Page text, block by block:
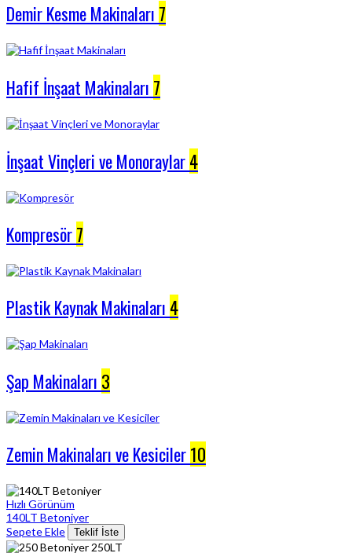
Demir Kesme Makinaları 7
Hafif İnşaat Makinaları 7
İnşaat Vinçleri ve Monoraylar4
Kompresör7
Plastik Kaynak Makinaları 4
Şap Makinaları 3
Zemin Makinaları ve Kesiciler10
Hızlı Görünüm
140LT Betoniyer
Sepete Ekle
Teklif İste